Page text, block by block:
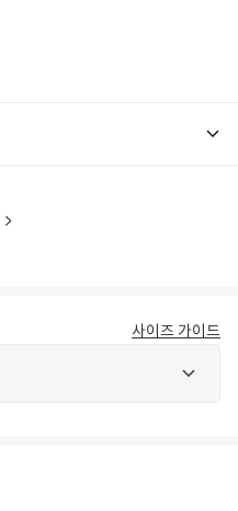
사이즈 가이드